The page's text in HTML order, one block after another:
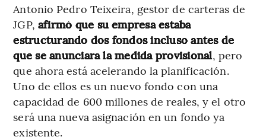
Antonio Pedro Teixeira, gestor de carteras de
JGP, afirmó que su empresa estaba
estructurando dos fondos incluso antes de
que se anunciara la medida provisional, pero
que ahora está acelerando la planificación.
Uno de ellos es un nuevo fondo con una
capacidad de 600 millones de reales, y el otro
será una nueva asignación en un fondo ya
existente.